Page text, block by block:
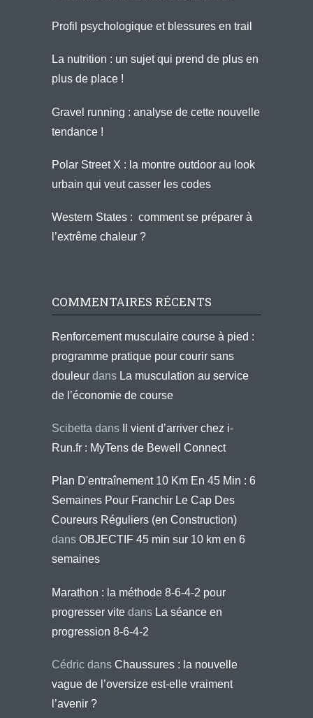
Profil psychologique et blessures en trail
La nutrition : un sujet qui prend de plus en
plus de place !
Gravel running : analyse de cette nouvelle
tendance !
Polar Street X : la montre outdoor au look
urbain qui veut casser les codes
Western States : comment se préparer à
l’extrême chaleur ?
COMMENTAIRES RÉCENTS
Renforcement musculaire course à pied :
programme pratique pour courir sans
douleur dans La musculation au service
de l’économie de course
Scibetta dans
Il vient d’arriver chez i-
Run.fr : MyTens de Bewell Connect
Plan D'entraînement 10 Km En 45 Min : 6
Semaines Pour Franchir Le Cap Des
Coureurs Réguliers (en Construction)
dans OBJECTIF 45 min sur 10 km en 6
semaines
Marathon : la méthode 8-6-4-2 pour
progresser vite dans La séance en
progression 8-6-4-2
Cédric dans Chaussures : la nouvelle
vague de l’oversize est-elle vraiment
l’avenir ?